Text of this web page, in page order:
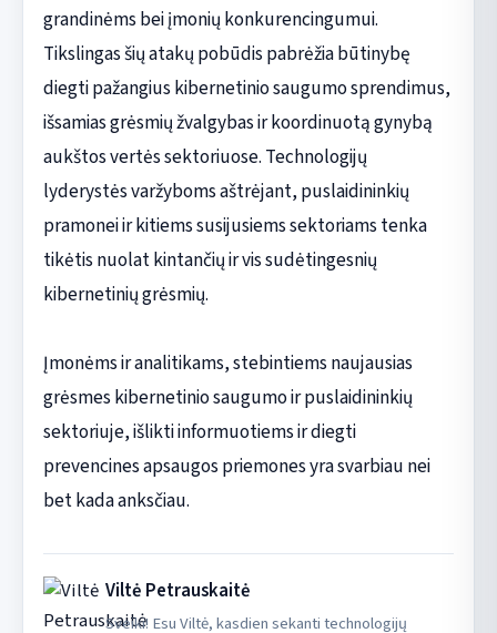
grandinėms bei įmonių konkurencingumui.
Tikslingas šių atakų pobūdis pabrėžia būtinybę
diegti pažangius kibernetinio saugumo sprendimus,
išsamias grėsmių žvalgybas ir koordinuotą gynybą
aukštos vertės sektoriuose. Technologijų
lyderystės varžyboms aštrėjant, puslaidininkių
pramonei ir kitiems susijusiems sektoriams tenka
tikėtis nuolat kintančių ir vis sudėtingesnių
kibernetinių grėsmių.
Įmonėms ir analitikams, stebintiems naujausias
grėsmes kibernetinio saugumo ir puslaidininkių
sektoriuje, išlikti informuotiems ir diegti
prevencines apsaugos priemones yra svarbiau nei
bet kada anksčiau.
Viltė Petrauskaitė
Sveiki! Esu Viltė, kasdien sekanti technologijų